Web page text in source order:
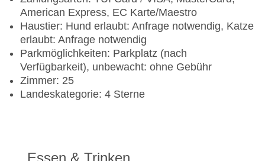
American Express, EC Karte/Maestro
Haustier: Hund erlaubt: Anfrage notwendig, Katze
erlaubt: Anfrage notwendig
Parkmöglichkeiten: Parkplatz (nach
Verfügbarkeit), unbewacht: ohne Gebühr
Zimmer: 25
Landeskategorie: 4 Sterne